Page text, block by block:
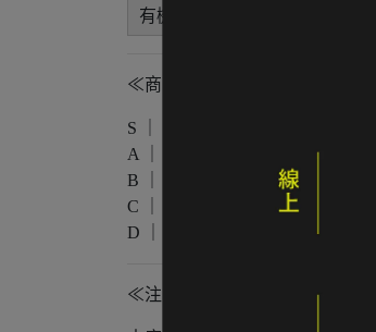
有機棉材質 / 圓領設計 / 輕量舒
≪商品狀態分級≫
S ｜ 全新未使用
A ｜ 輕微著用痕跡，無明顯損傷
B ｜ 中度著用痕跡，功能正常
C ｜ 明顯使用痕跡或外觀瑕疵但
D ｜ 重度使用 / 長期未使用 /
≪注意事項≫